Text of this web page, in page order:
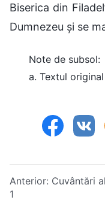
Biserica din
Dumnezeu și se
Note de subsol:
a. Textul
Anterior: Cuvântări
1